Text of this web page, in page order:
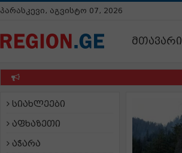
პარასკევი, აგვისტო 07, 2026
მთავარი
სიახლეები
აფხაზეთი
აჭარა